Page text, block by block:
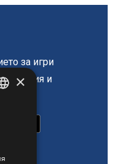
за игри
и
×